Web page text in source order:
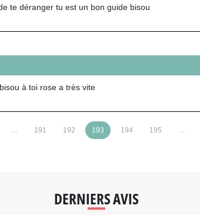
te déranger tu est un bon guide bisou
à toi rose a très vite
191 192 193 194 195
DERNIERS AVIS